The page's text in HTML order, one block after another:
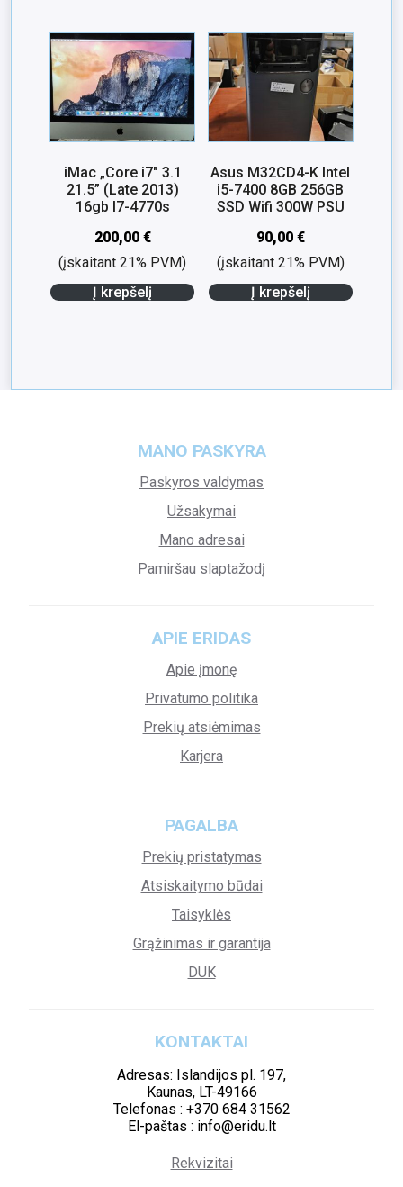
iMac „Core i7″ 3.1
21.5” (Late 2013)
16gb I7-4770s
200,00 €
(įskaitant 21% PVM)
Į krepšelį
Asus M32CD4-K Intel
i5-7400 8GB 256GB
SSD Wifi 300W PSU
90,00 €
(įskaitant 21% PVM)
Į krepšelį
MANO PASKYRA
Paskyros valdymas
Užsakymai
Mano adresai
Pamiršau slaptažodį
APIE ERIDAS
Apie įmonę
Privatumo politika
Prekių atsiėmimas
Karjera
PAGALBA
Prekių pristatymas
Atsiskaitymo būdai
Taisyklės
Grąžinimas ir garantija
DUK
KONTAKTAI
Adresas: Islandijos pl. 197,
Kaunas, LT-49166
Telefonas : +370 684 31562
El-paštas : info@eridu.lt
Rekvizitai